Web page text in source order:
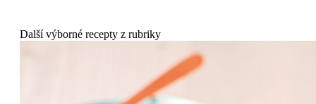
Další výborné recepty z rubriky